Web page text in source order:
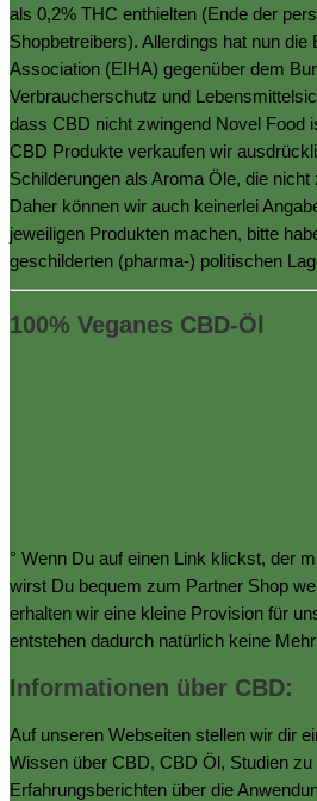
als 0,2% THC enthielten (Ende der
Shopbetreibers). Allerdings hat nun
Association (EIHA) gegenüber dem
Verbraucherschutz und
dass CBD nicht zwingend Novel Food
CBD Produkte verkaufen wir
Schilderungen als Aroma Öle, die
Daher können wir auch keinerlei
jeweiligen Produkten machen, bitte
geschilderten (pharma-) politischen
100% Veganes CBD-Öl
° Wenn Du auf einen Link klickst, der
wirst Du bequem zum Partner Shop
erhalten wir eine kleine Provision für
entstehen dadurch natürlich keine
Informationen über CBD:
Auf unseren Webseiten stellen wir dir
Wissen über CBD, CBD Öl, Studien
Erfahrungsberichten über die